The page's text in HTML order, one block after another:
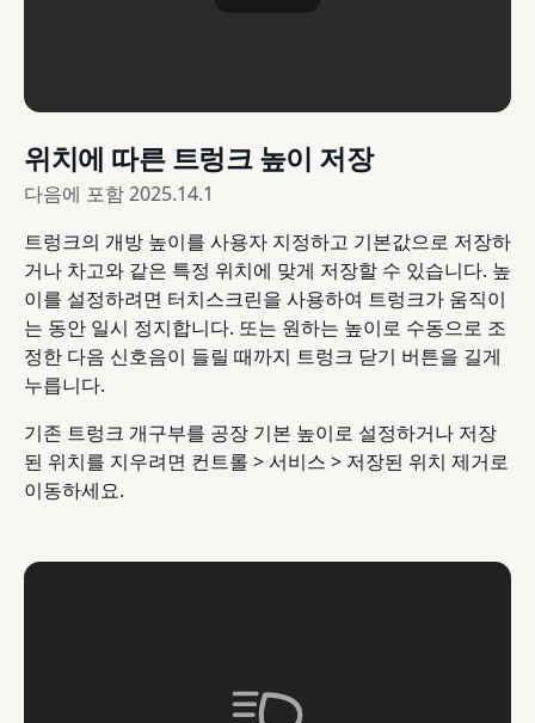
위치에 따른 트렁크 높이 저장
다음에 포함2025.14.1
트렁크의 개방 높이를 사용자 지정하고 기본값으로 저장하
거나 차고와 같은 특정 위치에 맞게 저장할 수 있습니다. 높
이를 설정하려면 터치스크린을 사용하여 트렁크가 움직이
는 동안 일시 정지합니다. 또는 원하는 높이로 수동으로 조
정한 다음 신호음이 들릴 때까지 트렁크 닫기 버튼을 길게
누릅니다.
기존 트렁크 개구부를 공장 기본 높이로 설정하거나 저장
된 위치를 지우려면 컨트롤 > 서비스 > 저장된 위치 제거로
이동하세요.